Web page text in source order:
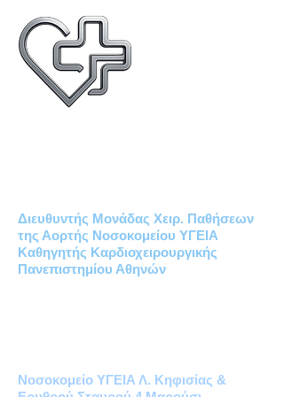
Διευθυντής Μονάδας Χειρ. Παθήσεων
της Αορτής Νοσοκομείου ΥΓΕΙΑ
Καθηγητής Καρδιοχειρουργικής
Πανεπιστημίου Αθηνών
Νοσοκομείο ΥΓΕΙΑ Λ. Κηφισίας &